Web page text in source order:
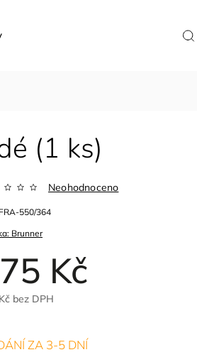
(1 ks)
Brunner
Neohodnoceno
Kč
bez DPH
550/364
ZA 3-5 DNÍ